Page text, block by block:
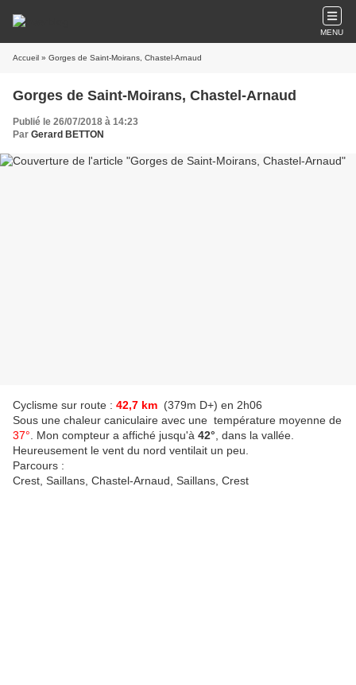
MENU
Accueil » Gorges de Saint-Moirans, Chastel-Arnaud
Gorges de Saint-Moirans, Chastel-Arnaud
Publié le 26/07/2018 à 14:23
Par Gerard BETTON
Cyclisme sur route : 42,7 km (379m D+) en 2h06
Sous une chaleur caniculaire avec une température moyenne de
37° . Mon compteur a affiché jusqu'à 42° , dans la vallée.
Heureusement le vent du nord ventilait un peu.
Parcours :
Crest, Saillans, Chastel-Arnaud, Saillans, Crest